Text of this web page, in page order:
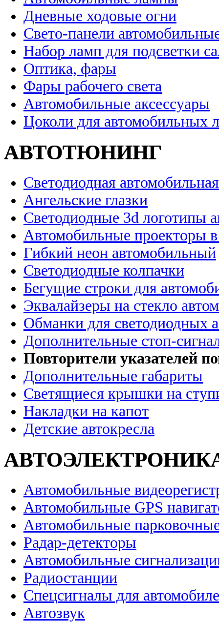
Дневные ходовые огни
Свето-панели
Набор ламп для подсветки
Оптика, фары
Фары рабочего света
Автомобильные аксессуары
Цоколи для автомобильных
АВТОТЮНИНГ
Светодиодная
Ангельские глазки
Светодиодные 3d логотипы
Автомобильные проекторы
Гибкий неон автомобильный
Светодиодные колпачки
Бегущие строки для
Эквалайзеры на стекло
Обманки для светодиодных
Дополнительные стоп-
Повторители указателей
Дополнительные габариты
Светящиеся крышки на
Накладки на капот
Детские автокресла
Автомобильные
Автомобильные GPS
Автомобильные
Радар-детекторы
Автомобильные
Радиостанции
Спецсигналы для
Автозвук